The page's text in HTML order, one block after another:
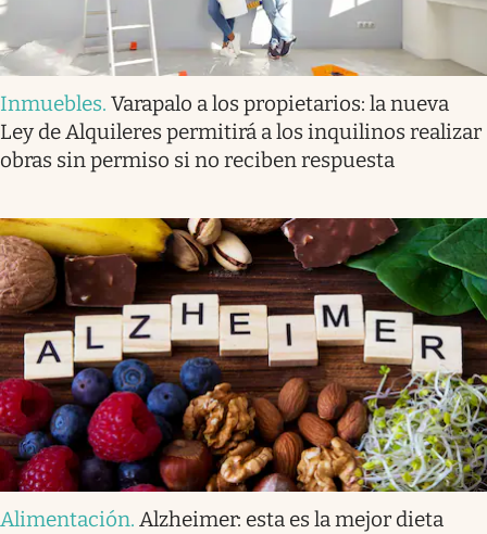
Inmuebles. Varapalo a los propietarios: la nueva
Ley de Alquileres permitirá a los inquilinos realizar
obras sin permiso si no reciben respuesta
Alimentación. Alzheimer: esta es la mejor dieta